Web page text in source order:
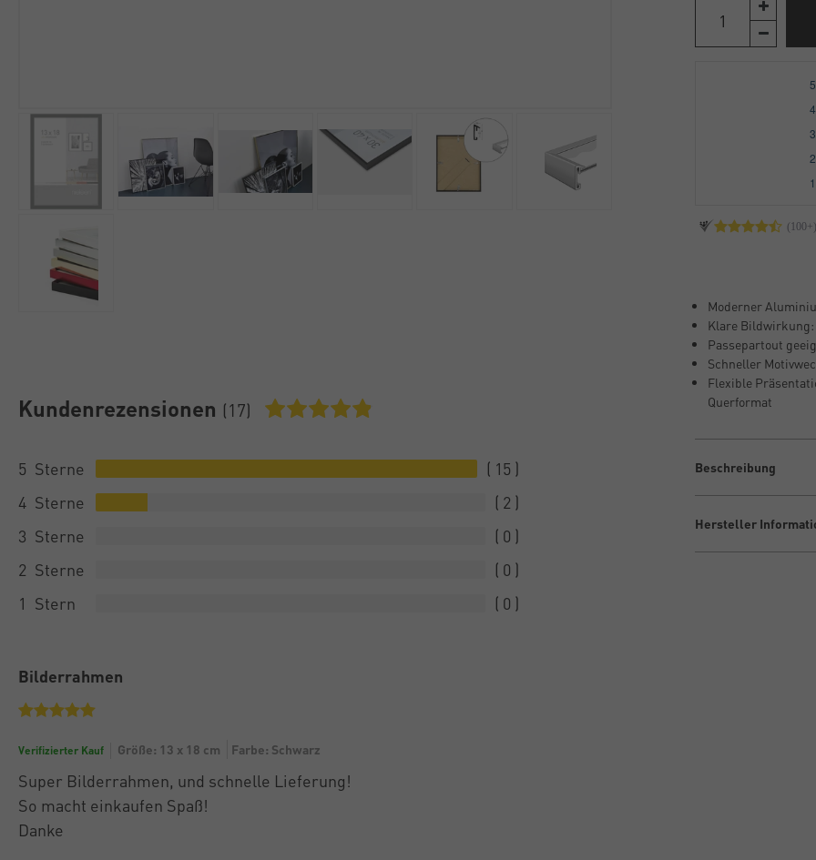
Kundenrezensionen (17)
5
15
4
2
3
0
2
0
1
0
Bilderrahmen
Verifizierter Kauf Größe: 13 x 18 cm Farbe: Schwarz
Super Bilderrahmen, und schnelle Lieferung!
So macht einkaufen Spaß!
Danke
Moderner
Klare Bildwirkung:
Passepartout
Schneller
Flexible
Querformat
Beschreibung
Hersteller